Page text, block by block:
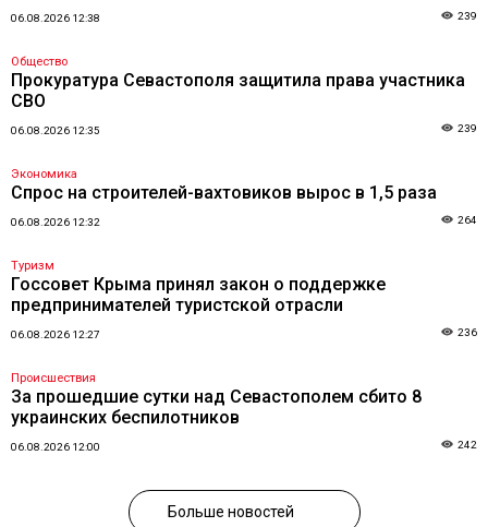
06.08.2026 12:38 239
Общество
Прокуратура Севастополя защитила права участника
СВО
06.08.2026 12:35 239
Экономика
Спрос на строителей-вахтовиков вырос в 1,5 раза
06.08.2026 12:32 264
Туризм
Госсовет Крыма принял закон о поддержке
предпринимателей туристской отрасли
06.08.2026 12:27 236
Происшествия
За прошедшие сутки над Севастополем сбито 8
украинских беспилотников
06.08.2026 12:00 242
Больше новостей